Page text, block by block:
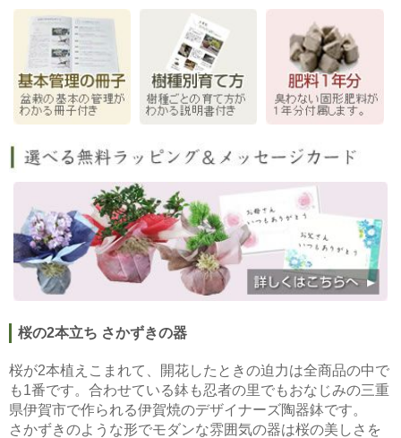
桜の2本立ち さかずきの器
桜が2本植えこまれて、開花したときの迫力は全商品の中で
も1番です。合わせている鉢も忍者の里でもおなじみの三重
県伊賀市で作られる伊賀焼のデザイナーズ陶器鉢です。
さかずきのような形でモダンな雰囲気の器は桜の美しさを